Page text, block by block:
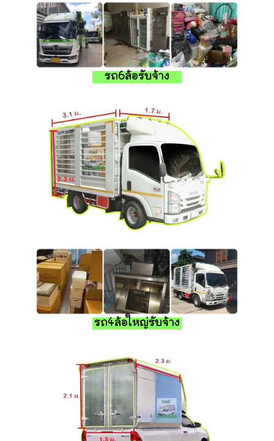
รถ6ล้อรับจ้าง
รถ4ล้อใหญ่รับจ้าง